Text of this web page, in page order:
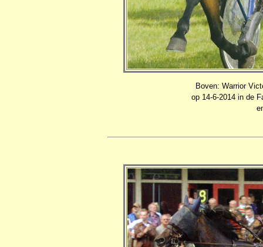
Boven: Warrior
op 14-6-2014 in de